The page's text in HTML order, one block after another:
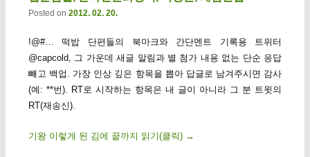
Posted on 2012. 02. 20.
!@#… 떡밥 단편들의 북마크와 간단멘트 기록용 트위터
@capcold, 그 가운데 새글 알림과 별 첨가 내용 없는 단순 응답
빼고 백업. 가장 인상 깊은 항목을 뽑아 답글로 남겨주시면 감사
(예: **번). RT로 시작하는 항목은 내 글이 아니라 그 분 트윗의
RT(재송신).
기왕 이렇게 된 김에 끝까지 읽기(클릭) →